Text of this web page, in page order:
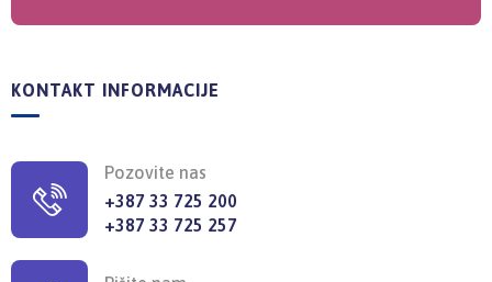
KONTAKT INFORMACIJE
Pozovite nas
+387 33 725 200
+387 33 725 257